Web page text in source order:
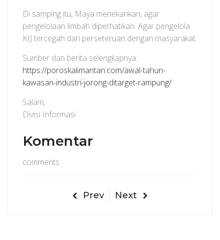
Di samping itu, Maya menekankan, agar
pengelolaan limbah diperhatikan. Agar pengelola
KIJ tercegah dari perseteruan dengan masyarakat.
Sumber dan berita selengkapnya:
https://poroskalimantan.com/awal-tahun-
kawasan-industri-jorong-ditarget-rampung/
Salam,
Divisi Informasi
Komentar
comments
Prev Next